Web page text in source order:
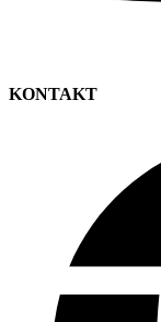
KONTAKT